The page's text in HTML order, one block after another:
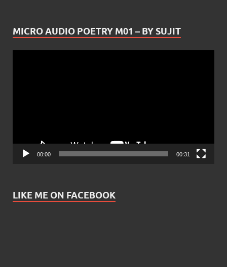
MICRO AUDIO POETRY M01 – BY SUJIT
00:00 00:31
LIKE ME ON FACEBOOK